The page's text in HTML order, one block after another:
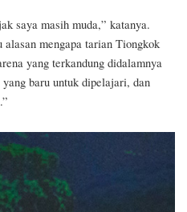
saya masih muda,” katanya.
mengapa tarian Tiongkok
yang terkandung didalamnya
baru untuk dipelajari, dan